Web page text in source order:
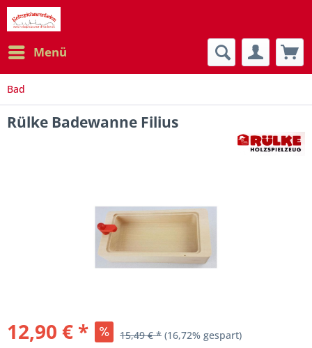
Menü
Bad
Rülke Badewanne Filius
12,90 € * 15,49 € * (16,72% gespart)